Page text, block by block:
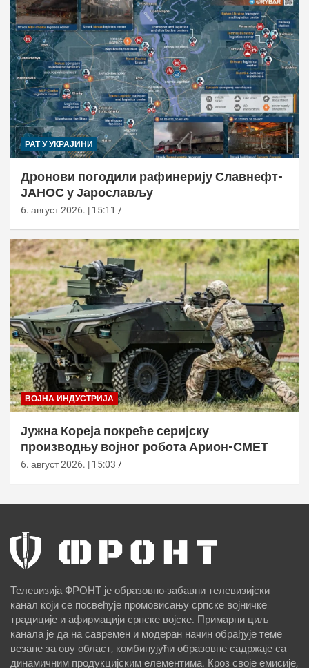
РАТ У УКРАЈИНИ
Дронови погодили рафинерију Славнефт-
ЈАНОС у Јарослављу
6. август 2026. | 15:11
ВОЈНА ИНДУСТРИЈА
Јужна Кореја покреће серијску
производњу војног робота Арион-СМЕТ
6. август 2026. | 15:03
Телевизија ФРОНТ је образовно-забавни телевизијски
канал који се посвећује промовисању српске војничке
традиције и афирмацији српске војске. Примарни циљ
канала је да на савремен и модеран начин обрађује теме
везане за ову област, комбинујући образовне садржаје са
динамичним продукцијским елементима. Кроз своје емисије,